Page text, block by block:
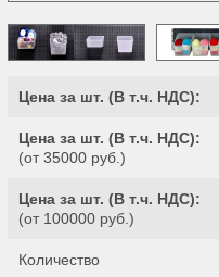
Цена за шт. (В т.ч. НДС):
Цена за шт. (В т.ч. НДС):
(от 35000 руб.)
Цена за шт. (В т.ч. НДС):
(от 100000 руб.)
Количество